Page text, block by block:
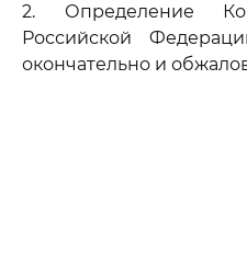
2. Определение
Российской
окончательно и